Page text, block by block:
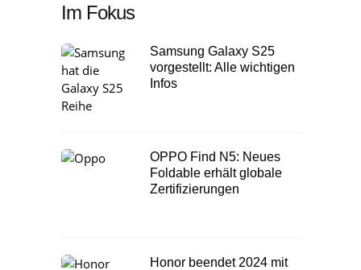
Im Fokus
Samsung Galaxy S25
vorgestellt: Alle wichtigen
Infos
OPPO Find N5: Neues
Foldable erhält globale
Zertifizierungen
Honor beendet 2024 mit